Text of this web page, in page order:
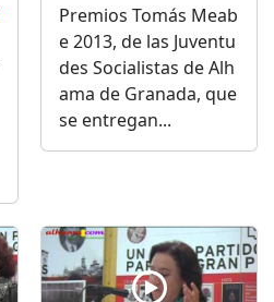
Premios Tomás Meab
e 2013, de las Juventu
des Socialistas de Alh
ama de Granada, que
se entregan...